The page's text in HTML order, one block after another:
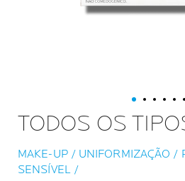
TODOS OS
MAKE-UP / UNIFORMIZAÇÃO /
SENSÍVEL /